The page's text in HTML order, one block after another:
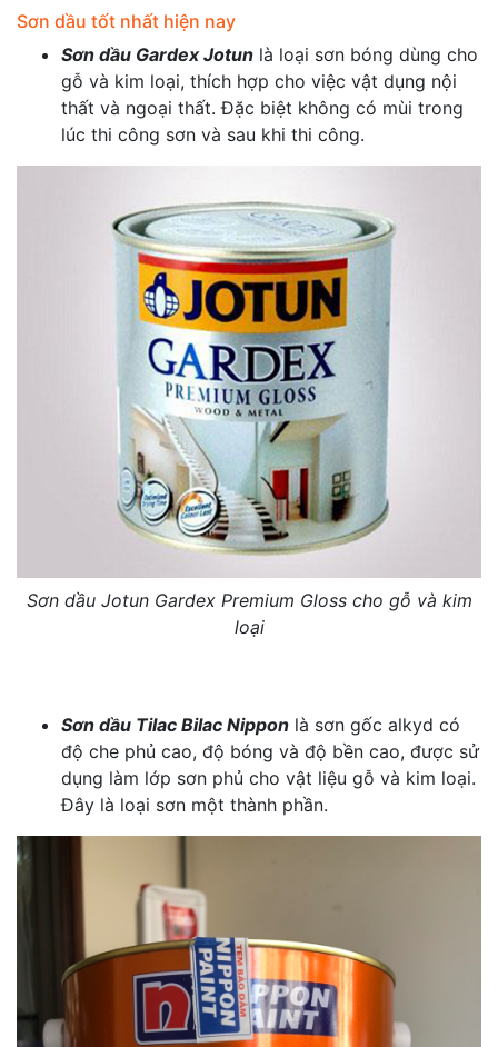
Sơn dầu tốt nhất hiện nay
Sơn dầu Gardex Jotun là loại sơn bóng dùng cho
gỗ và kim loại, thích hợp cho việc vật dụng nội
thất và ngoại thất. Đặc biệt không có mùi trong
lúc thi công sơn và sau khi thi công.
Sơn dầu Jotun Gardex Premium Gloss cho gỗ và kim
loại
Sơn dầu Tilac Bilac Nippon là sơn gốc alkyd có
độ che phủ cao, độ bóng và độ bền cao, được sử
dụng làm lớp sơn phủ cho vật liệu gỗ và kim loại.
Đây là loại sơn một thành phần.